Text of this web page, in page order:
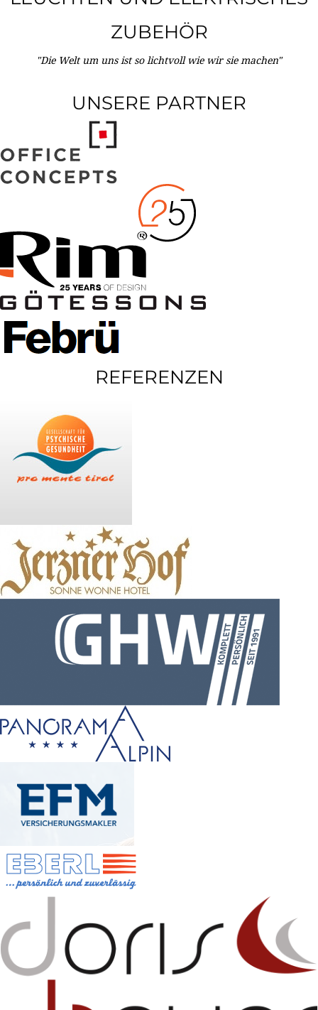
ZUBEHÖR
"Die Welt um uns ist so lichtvoll wie wir sie machen"
UNSERE PARTNER
REFERENZEN